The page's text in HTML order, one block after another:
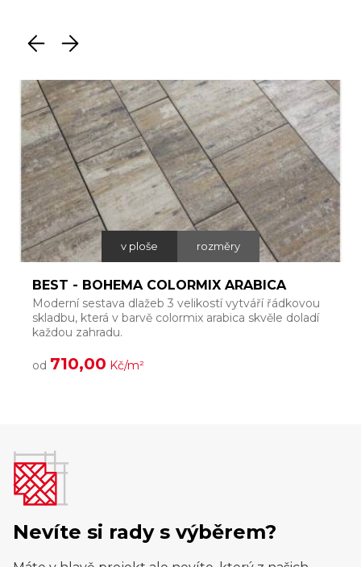
v ploše rozměry
BEST - BOHEMA COLORMIX ARABICA
Moderní sestava dlažeb 3 velikostí vytváří řádkovou
skladbu, která v barvě colormix arabica skvěle doladí
každou zahradu.
od 710,00 Kč/m²
Nevíte si rady s výběrem?